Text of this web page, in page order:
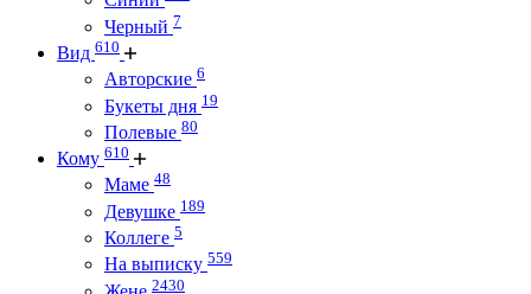
Черный 7
Вид 610
Авторские 6
Букеты дня 19
Полевые 80
Кому 610
Маме 48
Девушке 189
Коллеге 5
На выписку 559
2430